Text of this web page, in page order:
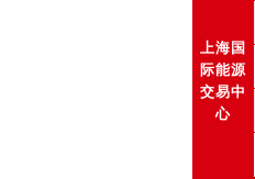
上海国
际能源
交易中
心